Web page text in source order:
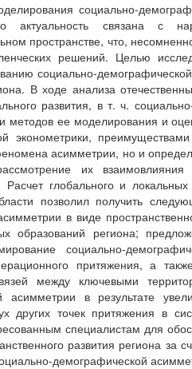
социально-
актуальность связана с
пространстве, что,
решений. Целью
социально-
В ходе анализа
развития, в т. ч.
методов ее моделирования и
эконометрики,
асимметрии, но и
их
Расчет глобального и
позволил получить
в виде
образований региона;
социально-
притяжения, а
между ключевыми
асимметрии в результате
других точек притяжения в
специалистам для
развития региона за
демографической